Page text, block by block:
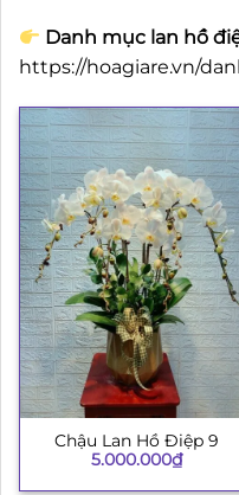
Danh mục lan hồ
https://hoagiare.vn/
Chậu Lan Hồ Điệp 9
5.000.000₫